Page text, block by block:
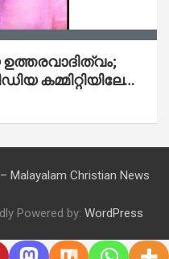
കമ്മിറ്റിയിലേക്ക്
നോർത്ത്
Malayalam Christian News
Powered by: WordPress